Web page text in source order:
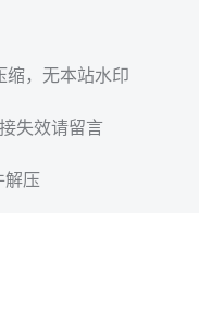
缩，无本站水印
失效请留言
解压